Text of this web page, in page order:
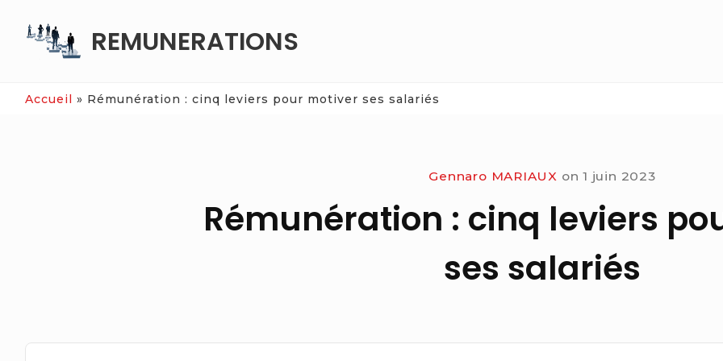
REMUNERATIONS
Accueil » Rémunération : cinq leviers pour motiver ses salariés
Gennaro MARIAUX on 1 juin 2023
Rémunération : cinq leviers
ses salariés